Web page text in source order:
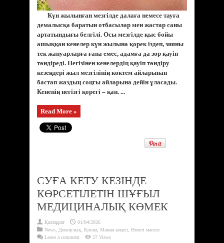
Күн жылынған мезгілде далаға немесе тауға
демалысқа баратын отбасылар мен жастар саны
артатындығы белгілі. Осы мезгілде қыс бойы
ашыққан кенелер күн жылына қорек іздеп, зияны
тек жануарларға ғана емес, адамға да зор қауіп
төндіреді. Негізінен кенелердің қауіп төндіру
кезеңдері жыл мезгілінің көктем айларынан
бастап жаздың соңғы айларына дейін ұласады.
Кененің негізгі қорегі – қан. ...
Read More »
СУҒА КЕТУ КЕЗІНДЕ
КӨРСЕТІЛЕТІН ШҰҒЫЛ
МЕДИЦИНАЛЫҚ КӨМЕК
Қалмұрат
01/04/2026
News
Денсаулық Қоғам Маман кеңесі
Өзекті мәселе
Leave a comment
27 Views